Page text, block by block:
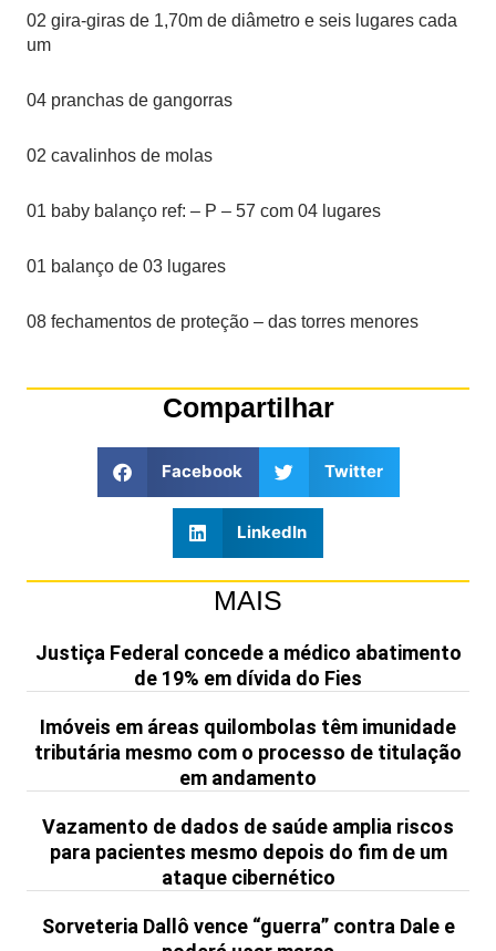
02 gira-giras de 1,70m de diâmetro e seis lugares cada
um
04 pranchas de gangorras
02 cavalinhos de molas
01 baby balanço ref: – P – 57 com 04 lugares
01 balanço de 03 lugares
08 fechamentos de proteção – das torres menores
Compartilhar
Facebook Twitter
LinkedIn
MAIS
Justiça Federal concede a médico abatimento
de 19% em dívida do Fies
Imóveis em áreas quilombolas têm imunidade
tributária mesmo com o processo de titulação
em andamento
Vazamento de dados de saúde amplia riscos
para pacientes mesmo depois do fim de um
ataque cibernético
Sorveteria Dallô vence “guerra” contra Dale e